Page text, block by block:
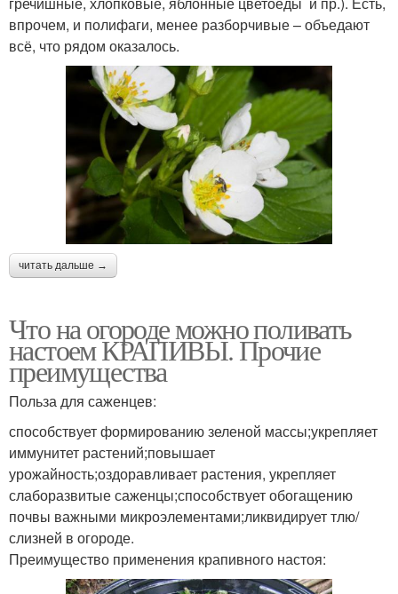
впрочем, и полифаги, менее разборчивые – объедают
всё, что рядом оказалось.
читать дальше →
Что на огороде можно поливать
настоем КРАПИВЫ. Прочие
преимущества
Польза для саженцев:
способствует формированию зеленой массы;укрепляет
иммунитет растений;повышает
урожайность;оздоравливает растения, укрепляет
слаборазвитые саженцы;способствует обогащению
почвы важными микроэлементами;ликвидирует тлю/
слизней в огороде.
Преимущество применения крапивного настоя: